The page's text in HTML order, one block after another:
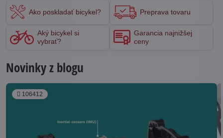
Novinky z blogu
106412
Ako poskladať bicykel? Preprava tovaru
Aký bicykel si
vybrať?
Garancia najnižšej
ceny